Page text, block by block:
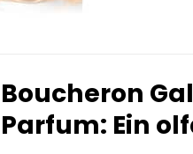
Boucheron
Parfum: Ein